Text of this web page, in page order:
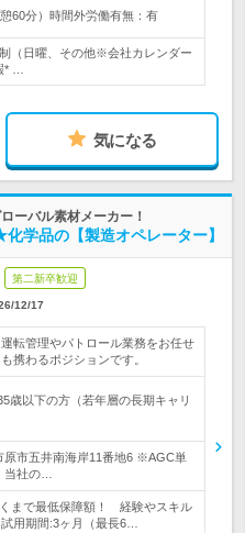
60分）時間外労働有無：有
（日曜、その他※会社カレンダー
* …
気になる
ーバル素材メーカー！
学品の【製造オペレーター】
第二新卒歓迎
12/17
転管理やパトロール業務をお任せ
携わるポジションです。
歳以下の方（若年層の長期キャリ
原市五井南海岸11番地6 ※AGC単
当社の…
まで最低保障額！ 経験やスキル
用期間:3ヶ月（最長6…